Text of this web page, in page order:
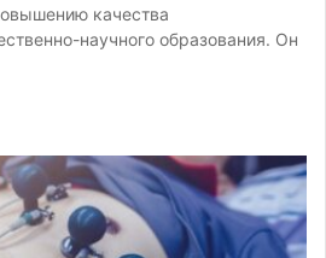
качества
научного образования. Он